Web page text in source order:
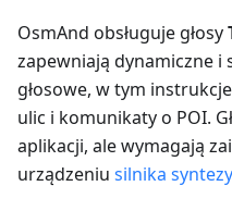
OsmAnd obsługuje głosy
zapewniają dynamiczne i
głosowe, w tym
ulic i komunikaty o POI.
aplikacji, ale wymagają
urządzeniu silnika